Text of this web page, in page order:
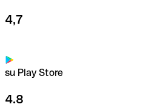
4,7
su Play Store
4.8